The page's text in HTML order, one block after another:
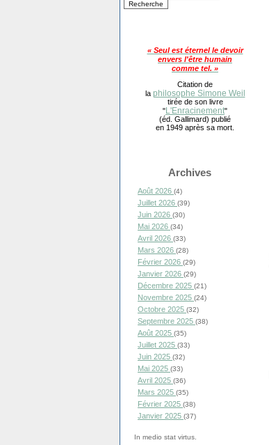
« Seul est éternel le devoir
envers l'être humain
comme tel. »
Citation de
la philosophe Simone Weil
tirée de son livre
"L'Enracinement"
(éd. Gallimard) publié
en 1949 après sa mort.
Archives
Août 2026 (4)
Juillet 2026 (39)
Juin 2026 (30)
Mai 2026 (34)
Avril 2026 (33)
Mars 2026 (28)
Février 2026 (29)
Janvier 2026 (29)
Décembre 2025 (21)
Novembre 2025 (24)
Octobre 2025 (32)
Septembre 2025 (38)
Août 2025 (35)
Juillet 2025 (33)
Juin 2025 (32)
Mai 2025 (33)
Avril 2025 (36)
Mars 2025 (35)
Février 2025 (38)
Janvier 2025 (37)
In medio stat virtus.